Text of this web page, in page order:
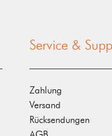
Service &
Zahlung
Versand
Rücksendungen